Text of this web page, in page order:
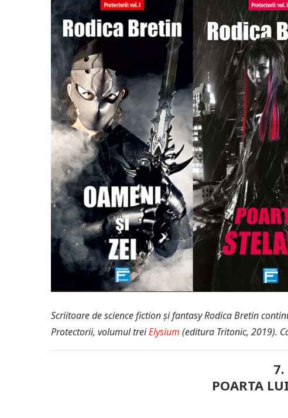
Scriitoare de science fiction și fantasy Rodica Bretin
Protectorii, volumul treiElysium (editura Tritonic, 2019).
7.
POARTA